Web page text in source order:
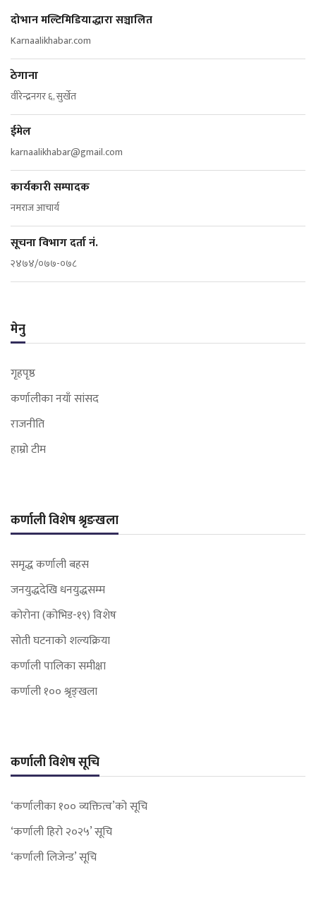
दोभान मल्टिमिडियाद्धारा सञ्चालित
Karnaalikhabar.com
ठेगाना
वीरेन्द्रनगर ६, सुर्खेत
ईमेल
karnaalikhabar@gmail.com
कार्यकारी सम्पादक
नमराज आचार्य
सूचना विभाग दर्ता नं.
२४७४/०७७-०७८
मेनु
गृहपृष्ठ
कर्णालीका नयाँ सांसद
राजनीति
हाम्रो टीम
कर्णाली विशेष श्रृङखला
समृद्ध कर्णाली बहस
जनयुद्धदेखि धनयुद्धसम्म
कोरोना (कोभिड-१९) विशेष
सोती घटनाको शल्यक्रिया
कर्णाली पालिका समीक्षा
कर्णाली १०० श्रृङ्खला
कर्णाली विशेष सूचि
‘कर्णालीका १०० व्यक्तित्व’को सूचि
‘कर्णाली हिरो २०२५’ सूचि
‘कर्णाली लिजेन्ड’ सूचि